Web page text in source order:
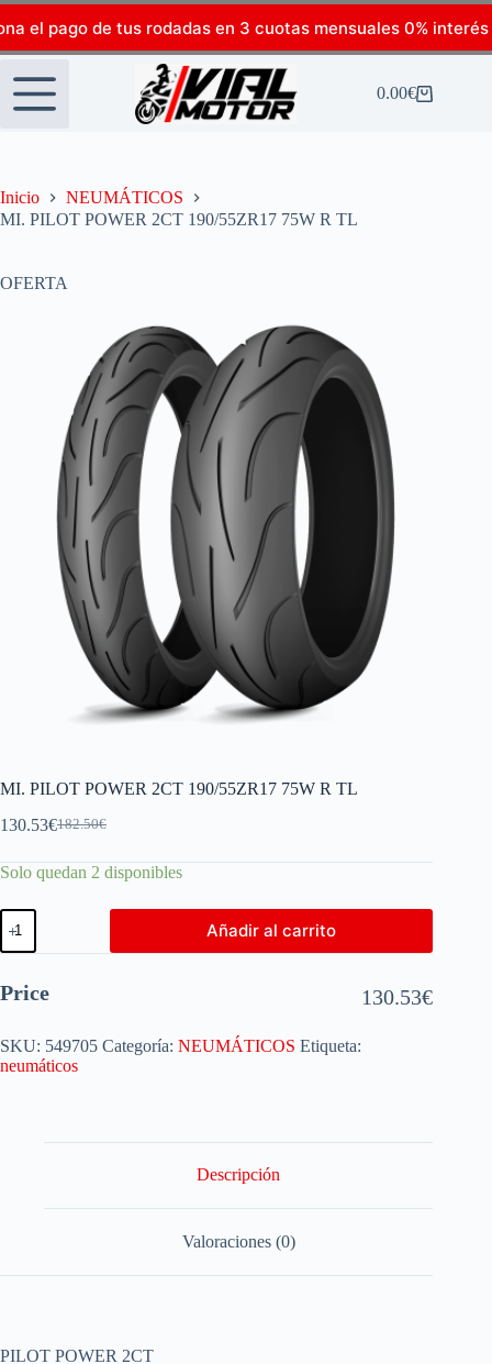
el pago de tus rodadas en 3 cuotas mensuales 0% interés
0.00€
Inicio
NEUMÁTICOS
MI. PILOT POWER 2CT 190/55ZR17 75W R TL
OFERTA
MI. PILOT POWER 2CT 190/55ZR17 75W R TL
182.50€
130.53€
Solo quedan 2 disponibles
Añadir al carrito
Price 130.53€
SKU: 549705 Categoría: NEUMÁTICOS Etiqueta:
neumáticos
Descripción
Valoraciones (0)
PILOT POWER 2CT